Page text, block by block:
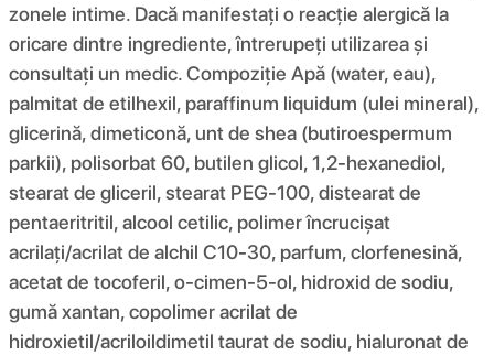
zonele intime. Dacă manifestați o reacție alergică la
oricare dintre ingrediente, întrerupeți utilizarea și
consultați un medic. Compoziţie Apă (water, eau),
palmitat de etilhexil, paraffinum liquidum (ulei mineral),
glicerină, dimeticonă, unt de shea (butiroespermum
parkii), polisorbat 60, butilen glicol, 1,2-hexanediol,
stearat de gliceril, stearat PEG-100, distearat de
pentaeritritil, alcool cetilic, polimer încrucișat
acrilați/acrilat de alchil C10-30, parfum, clorfenesină,
acetat de tocoferil, o-cimen-5-ol, hidroxid de sodiu,
gumă xantan, copolimer acrilat de
hidroxietil/acriloildimetil taurat de sodiu, hialuronat de